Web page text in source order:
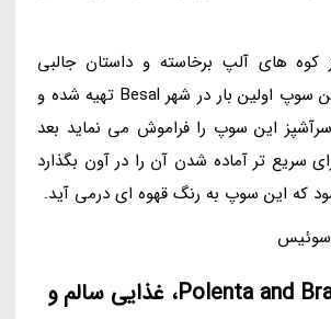
های آلپ برخاسته و داستان جالبی
همراه خود دارد. این سوپ اولین بار در شهر Besal تهیه شده و
این سوپ را فراموش می نماید بعد
سریع تر آماده شدن آن را در آون بگذارد
که این سوپ به رنگ قهوه ای درمی آید.
سوئیس
6- Polenta and Braised Beef، غذایی سالم و